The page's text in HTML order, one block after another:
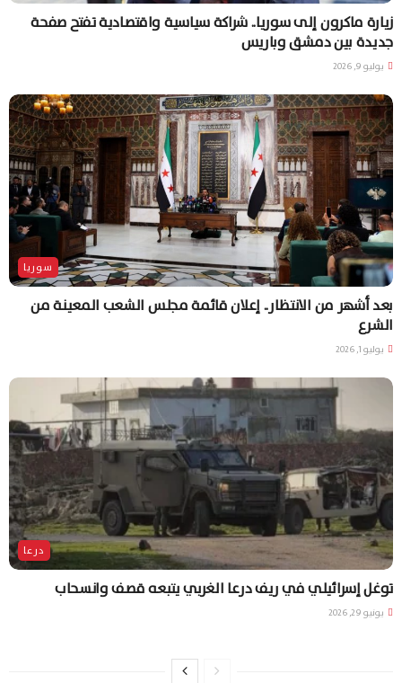
زيارة ماكرون إلى سوريا.. شراكة سياسية واقتصادية تفتح صفحة
جديدة بين دمشق وباريس
يوليو 9, 2026
سوريا
بعد أشهر من الانتظار.. إعلان قائمة مجلس الشعب المعينة من
الشرع
يوليو 1, 2026
درعا
توغل إسرائيلي في ريف درعا الغربي يتبعه قصف وانسحاب
يونيو 29, 2026